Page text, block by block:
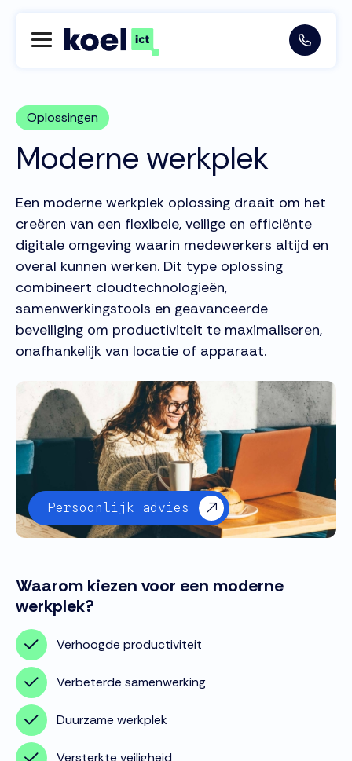
Oplossingen
Moderne werkplek
Een moderne werkplek oplossing draait om het
creëren van een flexibele, veilige en efficiënte
digitale omgeving waarin medewerkers altijd en
overal kunnen werken. Dit type oplossing
combineert cloudtechnologieën,
samenwerkingstools en geavanceerde
beveiliging om productiviteit te maximaliseren,
onafhankelijk van locatie of apparaat.
Persoonlijk advies
Waarom kiezen voor een moderne
werkplek?
Verhoogde productiviteit
Verbeterde samenwerking
Duurzame werkplek
Versterkte veiligheid